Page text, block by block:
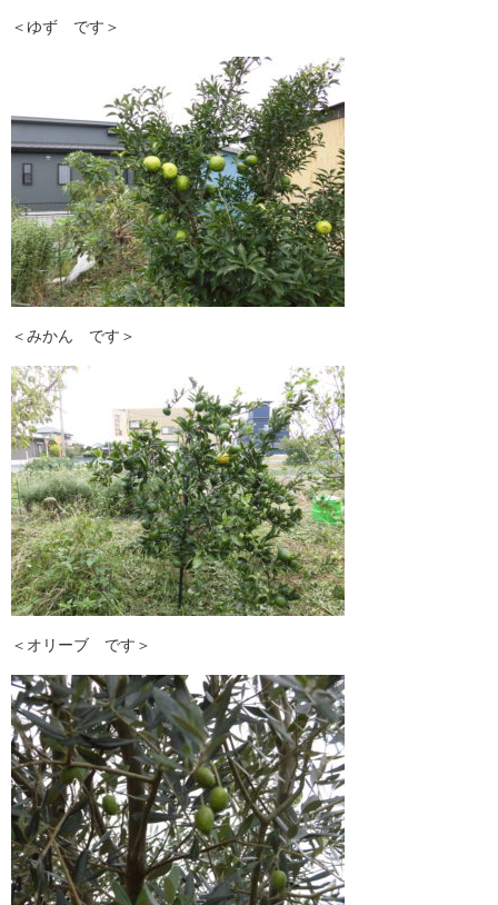
＜ゆず です＞
＜みかん です＞
＜オリーブ です＞